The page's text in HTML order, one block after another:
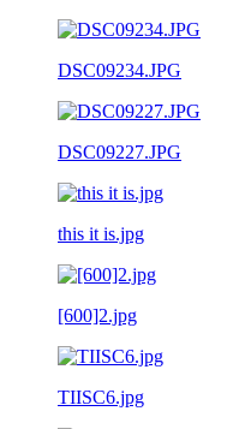
DSC09234.JPG
DSC09227.JPG
this it is.jpg
[600]2.jpg
TIISC6.jpg